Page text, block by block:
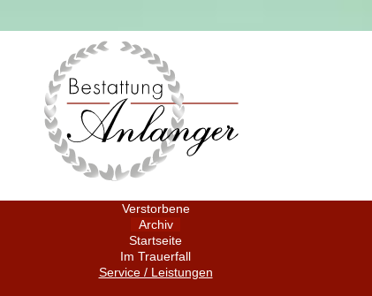
Verstorbene
Archiv
Startseite
Im Trauerfall
Service / Leistungen